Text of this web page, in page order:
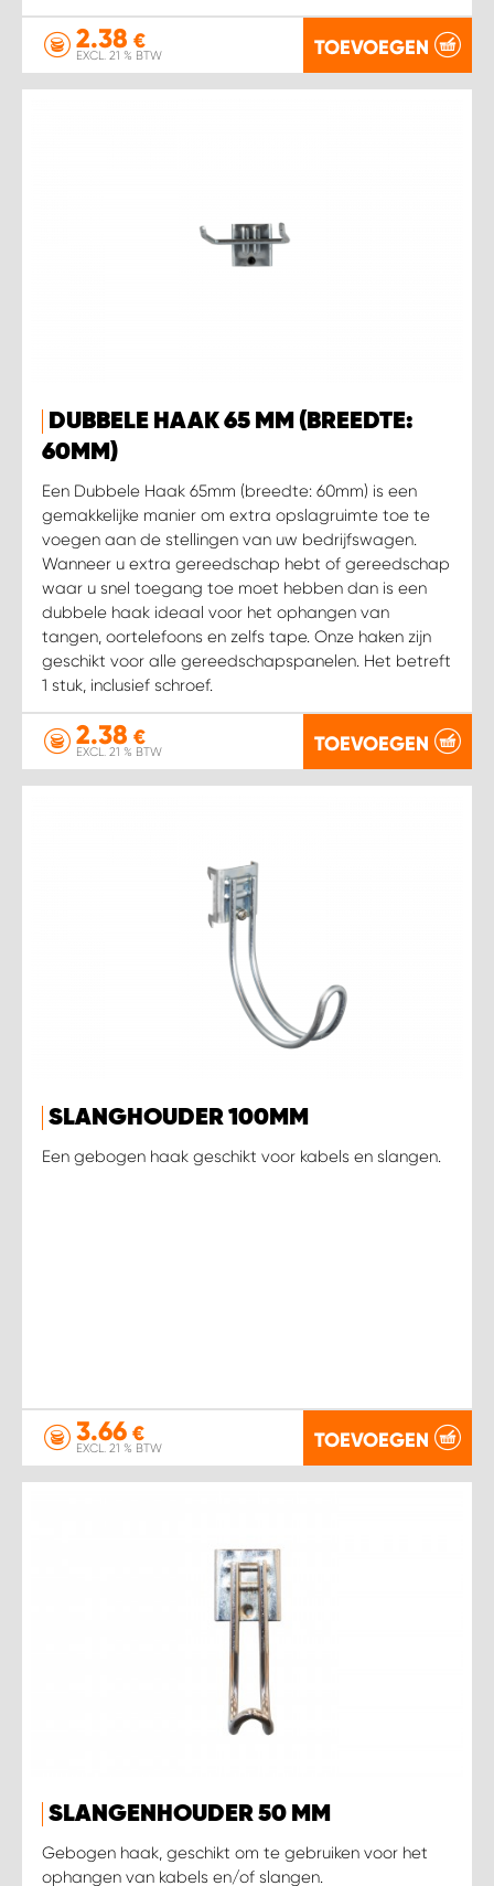
2.38 €
EXCL. 21 % BTW TOEVOEGEN
DUBBELE HAAK 65 MM (BREEDTE:
60MM)
Een Dubbele Haak 65mm (breedte: 60mm) is een
gemakkelijke manier om extra opslagruimte toe te
voegen aan de stellingen van uw bedrijfswagen.
Wanneer u extra gereedschap hebt of gereedschap
waar u snel toegang toe moet hebben dan is een
dubbele haak ideaal voor het ophangen van
tangen, oortelefoons en zelfs tape. Onze haken zijn
geschikt voor alle gereedschapspanelen. Het betreft
1 stuk, inclusief schroef.
2.38 €
EXCL. 21 % BTW TOEVOEGEN
SLANGHOUDER 100MM
Een gebogen haak geschikt voor kabels en slangen.
3.66 €
EXCL. 21 % BTW TOEVOEGEN
SLANGENHOUDER 50 MM
Gebogen haak, geschikt om te gebruiken voor het
ophangen van kabels en/of slangen.